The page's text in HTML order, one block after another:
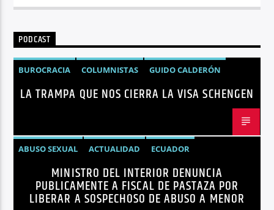
PODCAST
BUROCRACIA COLUMNISTAS
GUIDO CALDERÓN
LIBRE COMERCIO
NOTICIAS
NOTICIAS ECUADOR
LA TRAMPA QUE NOS CIERRA LA VISA SCHENGEN
ABUSO SEXUAL ACTUALIDAD
ECUADOR
JOHN REIMBERG
MINISTRO DEL INTERIOR
NOTICIAS
SEGURIDAD
MINISTRO DEL INTERIOR DENUNCIA
PUBLICAMENTE A FISCAL DE PASTAZA POR
LIBERAR A SOSPECHOSO DE ABUSO A MENOR